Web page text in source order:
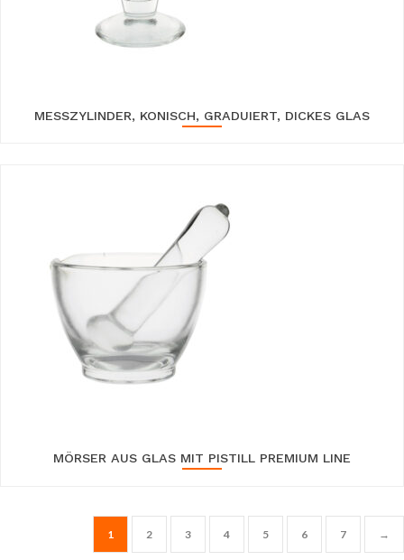
MESSZYLINDER, KONISCH, GRADUIERT, DICKES GLAS
MÖRSER AUS GLAS MIT PISTILL PREMIUM LINE
1 2 3 4 5 6 7 →